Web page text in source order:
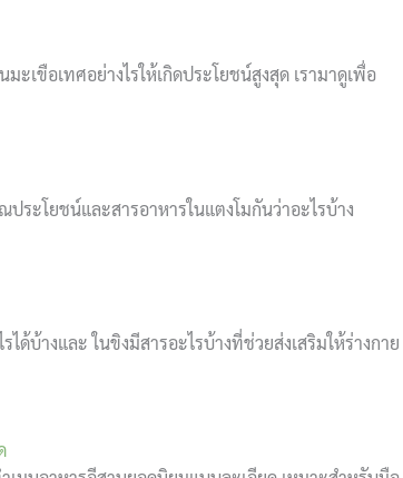
เขือเทศอย่างไรให้เกิดประโยชน์สูงสุด เรามาดูเพื่อ
ระโยชน์และสารอาหารในแตงโมกันว่าอะไรบ้าง
ด้บ้างและ ในขิงมีสารอะไรบ้างที่ช่วยส่งเสริมให้ร่างกาย